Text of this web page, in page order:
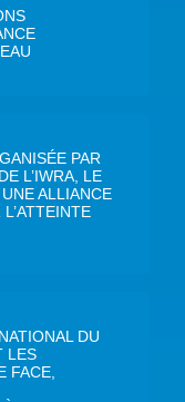
PAR
L’IWRA, LE
ALLIANCE
DU
LES
FACE,